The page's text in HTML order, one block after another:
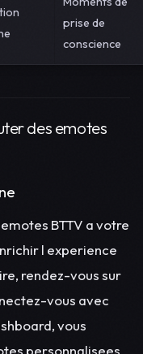
prise de
conscience
des emotes
BTTV a votre
l experience
rendez-vous sur
vous avec
vous
personnalisees